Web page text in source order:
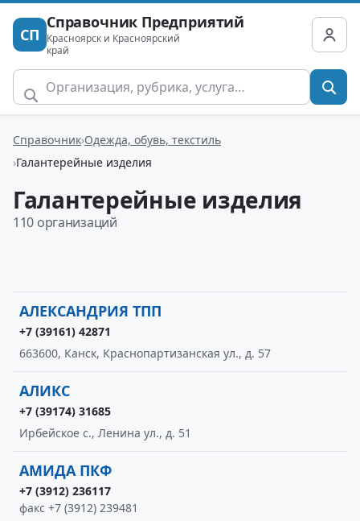
СП
Справочник Предприятий
Красноярск и Красноярский
край
Справочник Одежда, обувь, текстиль
Галантерейные изделия
Галантерейные изделия
110 организаций
АЛЕКСАНДРИЯ ТПП
+7 (39161) 42871
663600, Канск, Краснопартизанская ул., д. 57
АЛИКС
+7 (39174) 31685
Ирбейское с., Ленина ул., д. 51
АМИДА ПКФ
+7 (3912) 236117
факс +7 (3912) 239481